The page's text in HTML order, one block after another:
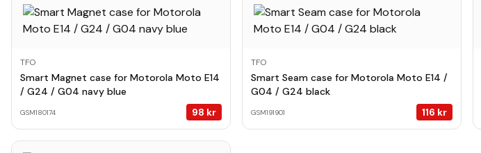
TFO
Smart Magnet case for Motorola Moto E14
/ G24 / G04 navy blue
GSM180174 98 kr
TFO
Smart Seam case for Motorola Moto E14 /
G04 / G24 black
GSM191901 116 kr